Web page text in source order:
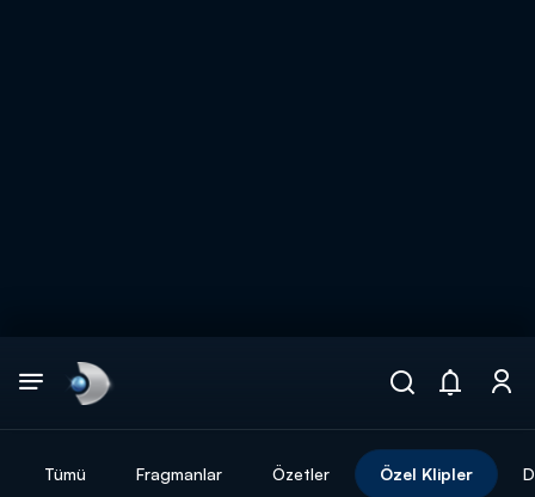
Tümü Fragmanlar Özetler Özel Klipler